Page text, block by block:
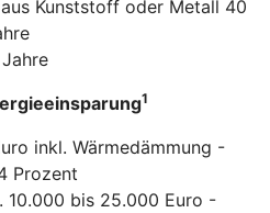
Kunststoff oder Metall 40
1
inkl. Wärmedämmung -
Prozent
10.000 bis 25.000 Euro -